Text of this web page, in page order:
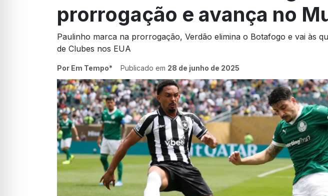
prorrogação e avança no
Paulinho marca na prorrogação, Verdão elimina o Botafogo e vai às
de Clubes nos EUA
Por Em Tempo* Publicado em 28 de junho de 2025